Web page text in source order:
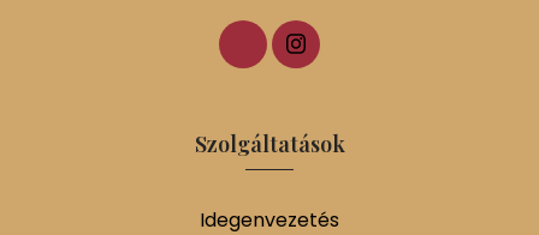
Szolgáltatások
Idegenvezetés